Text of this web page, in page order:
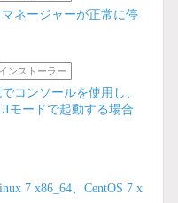
ネージャーが正常に停
インストーラー
コンソールを使用し、
モードで起動する場合
7 x86_64、CentOS 7 x